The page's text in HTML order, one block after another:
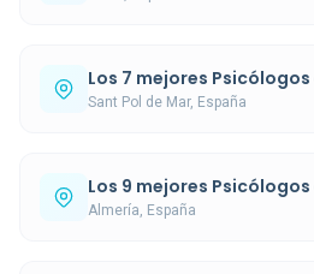
Los 7 mejores
Sant Pol de Mar, España
Los 9 mejores
Almería, España